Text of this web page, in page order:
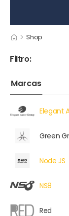
> Shop
Filtro:
Marcas
Elegant
Green
Node JS
NS8
Red